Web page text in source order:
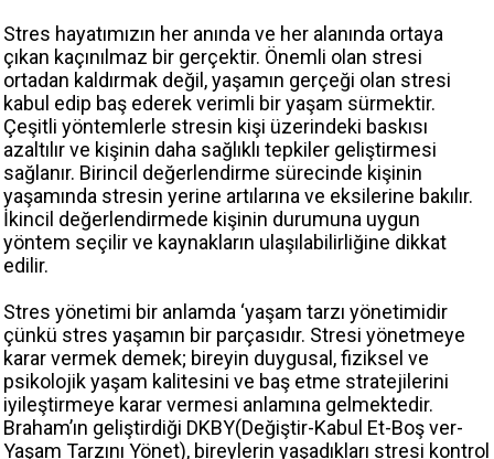
Stres hayatımızın her anında ve her alanında ortaya
çıkan kaçınılmaz bir gerçektir. Önemli olan stresi
ortadan kaldırmak değil, yaşamın gerçeği olan stresi
kabul edip baş ederek verimli bir yaşam sürmektir.
Çeşitli yöntemlerle stresin kişi üzerindeki baskısı
azaltılır ve kişinin daha sağlıklı tepkiler geliştirmesi
sağlanır. Birincil değerlendirme sürecinde kişinin
yaşamında stresin yerine artılarına ve eksilerine bakılır.
İkincil değerlendirmede kişinin durumuna uygun
yöntem seçilir ve kaynakların ulaşılabilirliğine dikkat
edilir.
Stres yönetimi bir anlamda ‘yaşam tarzı yönetimidir
çünkü stres yaşamın bir parçasıdır. Stresi yönetmeye
karar vermek demek; bireyin duygusal, fiziksel ve
psikolojik yaşam kalitesini ve baş etme stratejilerini
iyileştirmeye karar vermesi anlamına gelmektedir.
Braham’ın geliştirdiği DKBY(Değiştir-Kabul Et-Boş ver-
Yaşam Tarzını Yönet), bireylerin yaşadıkları stresi kontrol